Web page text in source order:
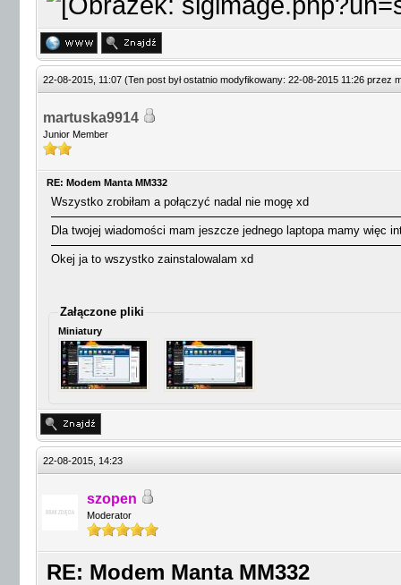
22-08-2015, 11:07 (Ten post był ostatnio modyfikowany: 22-08-2015 11:26 przez
martuska9914
Junior Member
RE: Modem Manta MM332
Wszystko zrobiłam a połączyć nadal nie mogę xd
Dla twojej wiadomości mam jeszcze jednego laptopa mamy więc
Okej ja to wszystko zainstalowalam xd
Załączone pliki
Miniatury
22-08-2015, 14:23
szopen
Moderator
RE: Modem Manta MM332